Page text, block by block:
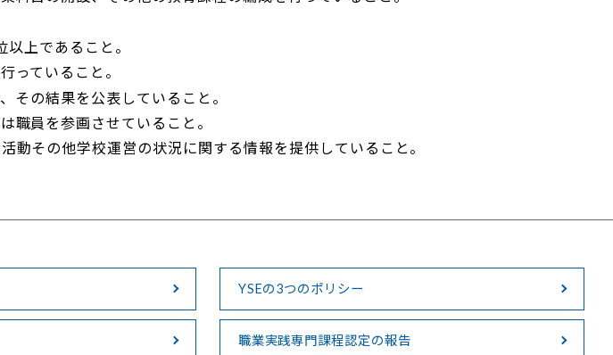
上であること。
っていること。
その結果を公表していること。
職員を参画させていること。
その他学校運営の状況に関する情報を提供していること。
YSEの3つのポリシー
職業実践専門課程認定の報告